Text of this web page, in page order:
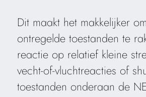
Dit maakt het makkelijker
ontregelde toestanden te
reactie op relatief kleine
vecht-of-vluchtreacties of
toestanden onderaan de